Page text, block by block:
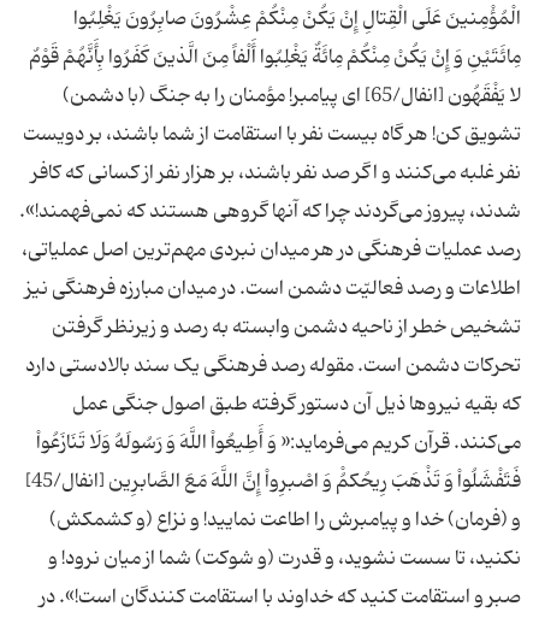
الْمُؤْمِنینَ عَلَى الْقِتالِ إِنْ یَكُنْ مِنْكُمْ عِشْرُونَ صابِرُونَ یَغْلِبُوا
مِائَتَیْنِ وَ إِنْ یَكُنْ مِنْكُمْ مِائَةٌ یَغْلِبُوا أَلْفاً مِنَ الَّذینَ كَفَرُوا بِأَنَّهُمْ قَوْمٌ
لا یَفْقَهُون‏ [انفال/65] اى پیامبر! مؤمنان را به جنگ (با دشمن)
تشویق كن! هر گاه بیست نفر با استقامت از شما باشند، بر دویست
نفر غلبه مى‏‌كنند و اگر صد نفر باشند، بر هزار نفر از كسانى كه كافر
رصد عملیات فرهنگی در هر میدان نبردی مهم‌ترین اصل عملیاتی،
اطلاعات و رصد فعالیّت دشمن است. در میدان مبارزه فرهنگی نیز
تشخیص خطر از ناحیه دشمن وابسته به رصد و زیرنظر گرفتن
تحرکات دشمن است. مقوله رصد فرهنگی یک سند بالادستی دارد
که بقیه نیروها ذیل آن دستور گرفته طبق اصول جنگی عمل
می‌کنند. قرآن کریم می‌فرماید:« وَ أَطِیعُواْ اللَّهَ وَ رَسُولَهُ وَلَا تَنَازَعُواْ
فَتَفْشَلُواْ وَ تَذْهَبَ رِیحُكمُ‏ْ وَ اصْبرِواْ إِنَّ اللَّهَ مَعَ الصَّابرِین‏ [انفال/45]
و (فرمان) خدا و پیامبرش را اطاعت نمایید! و نزاع (و كشمكش)
نكنید، تا سست نشوید، و قدرت (و شوكت) شما از میان نرود! و
صبر و استقامت كنید كه خداوند با استقامت كنندگان است!». در